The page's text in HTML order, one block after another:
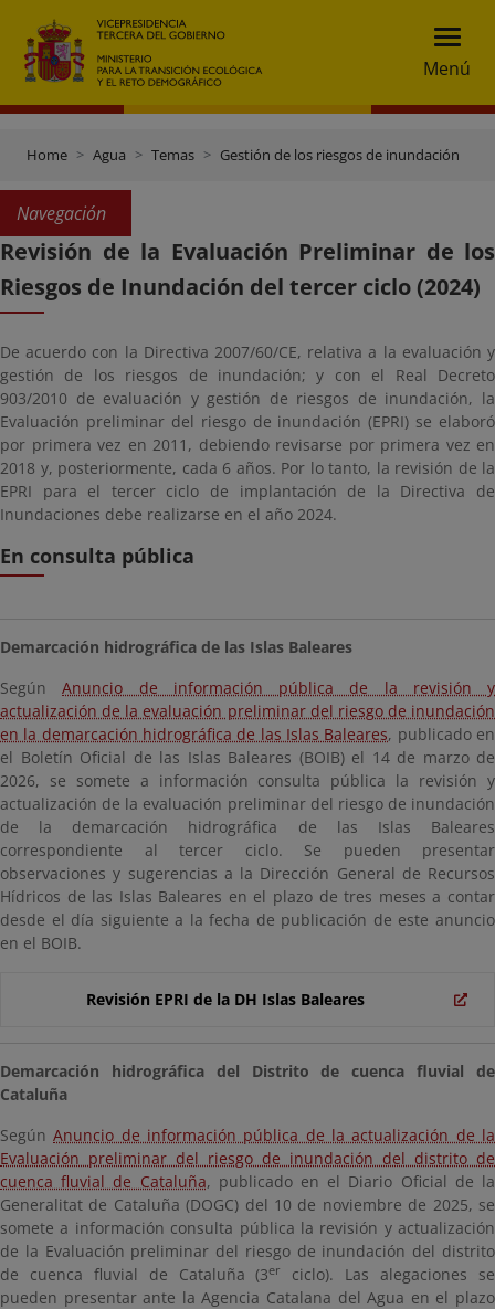
Menú
Home Agua Temas Gestión de los riesgos de inundación
Navegación
Revisión de la Evaluación Preliminar de los
Riesgos de Inundación del tercer ciclo (2024)
De acuerdo con la Directiva 2007/60/CE, relativa a la evaluación y
gestión de los riesgos de inundación; y con el Real Decreto
903/2010 de evaluación y gestión de riesgos de inundación, la
Evaluación preliminar del riesgo de inundación (EPRI) se elaboró
por primera vez en 2011, debiendo revisarse por primera vez en
2018 y, posteriormente, cada 6 años. Por lo tanto, la revisión de la
EPRI para el tercer ciclo de implantación de la Directiva de
Inundaciones debe realizarse en el año 2024.
En consulta pública
Demarcación hidrográfica de las Islas Baleares
SegúnAnuncio de información pública de la revisión y
actualización de la evaluación preliminar del riesgo de inundación
en la demarcación hidrográfica de las Islas Baleares, publicado en
el Boletín Oficial de las Islas Baleares (BOIB) el 14 de marzo de
2026, se somete a información consulta pública la revisión y
actualización de la evaluación preliminar del riesgo de inundación
de la demarcación hidrográfica de las Islas Baleares
correspondiente al tercer ciclo. Se pueden presentar
observaciones y sugerencias a la Dirección General de Recursos
Hídricos de las Islas Baleares en el plazo de tres meses a contar
desde el día siguiente a la fecha de publicación de este anuncio
en el BOIB.
Revisión EPRI de la DH Islas Baleares
Demarcación hidrográfica del Distrito de cuenca fluvial de
Cataluña
SegúnAnuncio de información pública de la actualización de la
Evaluación preliminar del riesgo de inundación del distrito de
cuenca fluvial de Cataluña, publicado en el Diario Oficial de la
Generalitat de Cataluña (DOGC) del 10 de noviembre de 2025, se
somete a información consulta pública la revisión y actualización
de la Evaluación preliminar del riesgo de inundación del distrito
de cuenca fluvial de Cataluña (3er
ciclo). Las alegaciones se
pueden presentar ante la Agencia Catalana del Agua en el plazo